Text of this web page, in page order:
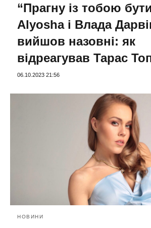
“Прагну із тобою
Alyosha і Влада
вийшов назовні: як
відреагував Тарас
06.10.2023 21:56
НОВИНИ